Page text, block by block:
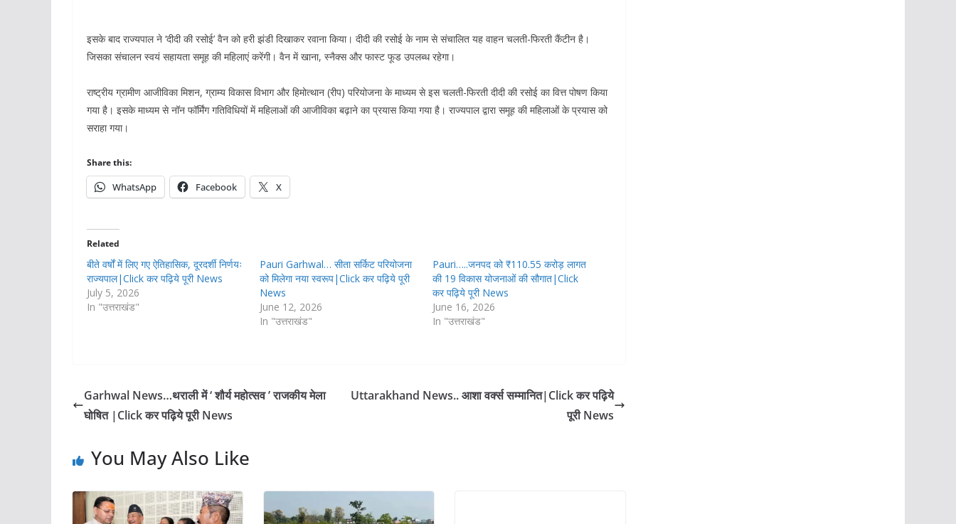
इसके बाद राज्यपाल ने ‘दीदी की रसोई’ वैन को हरी झंडी दिखाकर रवाना किया। दीदी की रसोई के नाम से संचालित यह वाहन चलती-फिरती कैंटीन है।
जिसका संचालन स्वयं सहायता समूह की महिलाएं करेंगी। वैन में खाना, स्नैक्स और फास्ट फूड उपलब्ध रहेगा।
राष्ट्रीय ग्रामीण आजीविका मिशन, ग्राम्य विकास विभाग और हिमोत्थान (रीप) परियोजना के माध्यम से इस चलती-फिरती दीदी की रसोई का वित्त पोषण किया
गया है। इसके माध्यम से नॉन फॉर्मिंग गतिविधियों में महिलाओं की आजीविका बढ़ाने का प्रयास किया गया है। राज्यपाल द्वारा समूह की महिलाओं के प्रयास को
सराहा गया।
Share this:
WhatsApp Facebook X
Related
बीते वर्षों में लिए गए ऐतिहासिक, दूरदर्शी निर्णयः
राज्यपाल|Click कर पढ़िये पूरी News
July 5, 2026
In "उत्तराखंड"
Pauri Garhwal… सीता सर्किट परियोजना
को मिलेगा नया स्वरूप|Click कर पढ़िये पूरी
News
June 12, 2026
In "उत्तराखंड"
Pauri…..जनपद को ₹110.55 करोड़ लागत
की 19 विकास योजनाओं की सौगात|Click
कर पढ़िये पूरी News
June 16, 2026
In "उत्तराखंड"
Garhwal News…थराली में ‘ शौर्य महोत्सव ’ राजकीय मेला
घोषित |Click कर पढ़िये पूरी News
Uttarakhand News.. आशा वर्क्स सम्मानित|Click कर पढ़िये
पूरी News
You May Also Like